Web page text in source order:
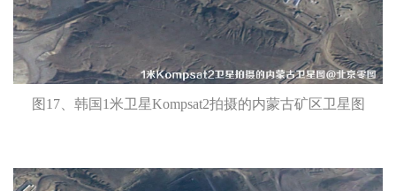
图17、韩国1米卫星Kompsat2拍摄的内蒙古矿区卫星图